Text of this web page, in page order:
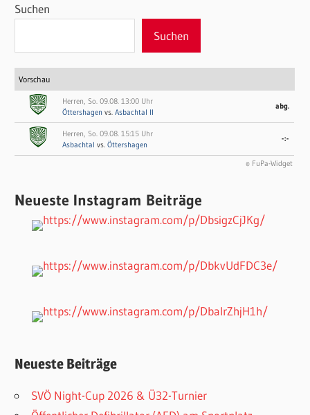
Suchen
Suchen
Vorschau
Herren, So. 09.08. 13:00 Uhr
Öttershagenvs.Asbachtal II
abg.
Herren, So. 09.08. 15:15 Uhr
Asbachtal vs.Öttershagen
-:-
© FuPa-Widget
Neueste Instagram Beiträge
Neueste Beiträge
SVÖ Night-Cup 2026 & Ü32-Turnier